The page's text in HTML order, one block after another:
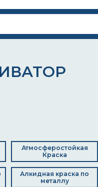
Атмосферостойкая
Краска
Алкидная краска по
металлу